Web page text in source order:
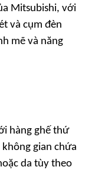
Mitsubishi, với
và cụm đèn
mẽ và năng
hàng ghế thứ
không gian chứa
da tùy theo